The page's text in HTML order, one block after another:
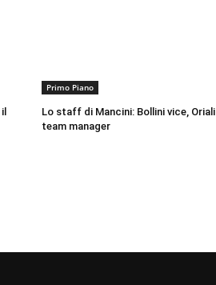
Primo Piano
Lo staff di Mancini: Bollini vice, Oriali
team manager